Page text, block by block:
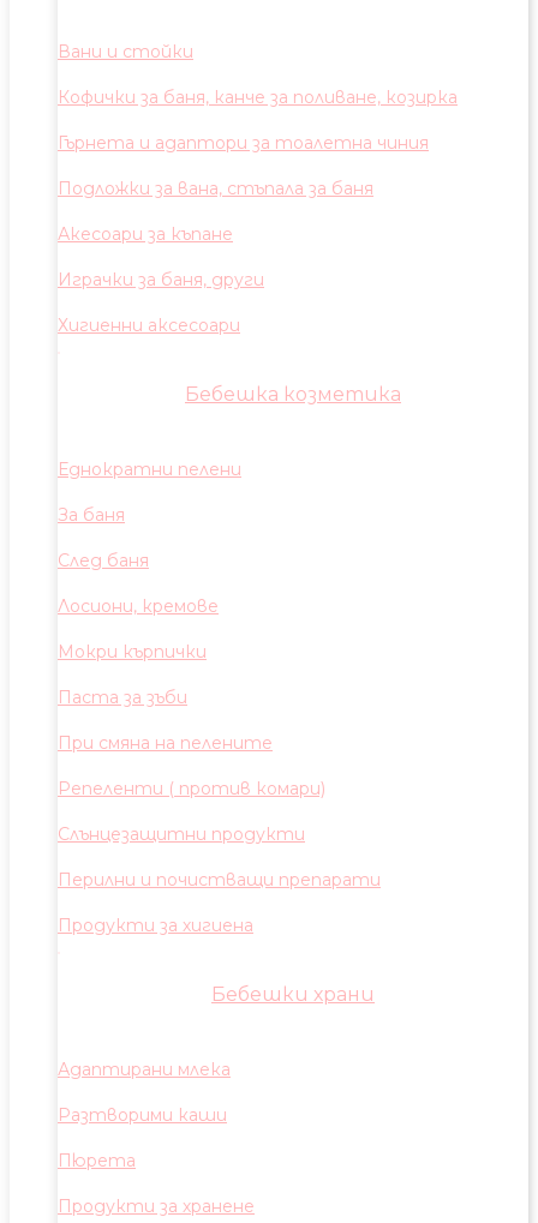
Вани и стойки
Кофички за баня, канче за поливане, козирка
Гърнета и адаптори за тоалетна чиния
Подложки за вана, стъпала за баня
Акесоари за къпане
Играчки за баня, други
Хигиенни аксесоари
Бебешка козметика
Еднократни пелени
За баня
След баня
Лосиони, кремове
Мокри кърпички
Паста за зъби
При смяна на пелените
Репеленти ( против комари)
Слънцезащитни продукти
Перилни и почистващи препарати
Продукти за хигиена
Бебешки храни
Адаптирани млека
Разтворими каши
Пюрета
Продукти за хранене